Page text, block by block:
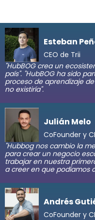
Esteban
CEO de Trii
"HubBOG crea un
país". "HubBOG ha sido
proceso de aprendizaje
no existiría".
Julián Melo
CoFounder y
"Hubbog nos cambio la
para crear un negocio
trabajar en nuestra
a creer en que podíamos
Andrés
CoFounder y